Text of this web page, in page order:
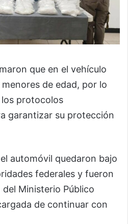
que en el vehículo
de edad, por lo
protocolos
garantizar su protección
automóvil quedaron bajo
federales y fueron
Ministerio Público
de continuar con